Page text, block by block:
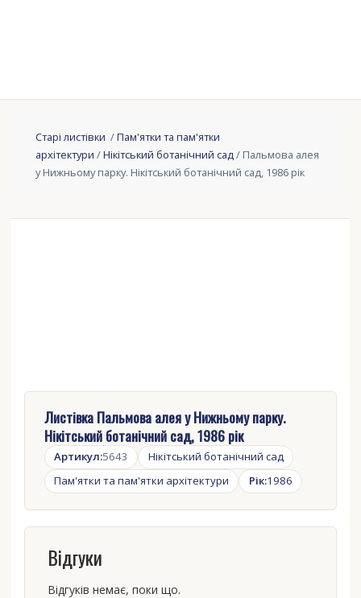
Старі листівки /Пам'ятки та пам'ятки
архітектури /Нікітський ботанічний сад/ Пальмова алея
у Нижньому парку. Нікітський ботанічний сад, 1986 рік
Листівка Пальмова алея у Нижньому парку.
Нікітський ботанічний сад, 1986 рік
Артикул:5643
Нікітський ботанічний сад
Пам'ятки та пам'ятки архітектури
Рік:1986
Відгуки
Відгуків немає, поки що.